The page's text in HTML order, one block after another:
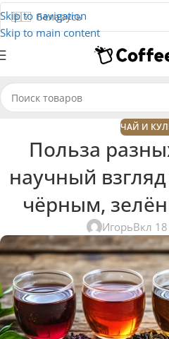
Skip to navigation
Skip to main content
ЧАЙ И
Польза
научный
чёрным,
ИгорьВкл